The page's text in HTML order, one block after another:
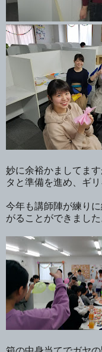
妙に余裕かましてま
タと準備を進め、ギ
今年も講師陣が練り
がることができました